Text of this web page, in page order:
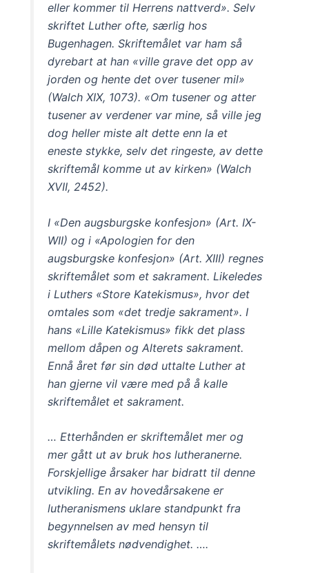
eller kommer til Herrens nattverd». Selv
skriftet Luther ofte, særlig hos
Bugenhagen. Skriftemålet var ham så
dyrebart at han «ville grave det opp av
jorden og hente det over tusener mil»
(Walch XIX, 1073). «Om tusener og atter
tusener av verdener var mine, så ville jeg
dog heller miste alt dette enn la et
eneste stykke, selv det ringeste, av dette
skriftemål komme ut av kirken» (Walch
XVII, 2452).
I «Den augsburgske konfesjon» (Art. IX-
WII) og i «Apologien for den
augsburgske konfesjon» (Art. XIII) regnes
skriftemålet som et sakrament. Likeledes
i Luthers «Store Katekismus», hvor det
omtales som «det tredje sakrament». I
hans «Lille Katekismus» fikk det plass
mellom dåpen og Alterets sakrament.
Ennå året før sin død uttalte Luther at
han gjerne vil være med på å kalle
skriftemålet et sakrament.
… Etterhånden er skriftemålet mer og
mer gått ut av bruk hos lutheranerne.
Forskjellige årsaker har bidratt til denne
utvikling. En av hovedårsakene er
lutheranismens uklare standpunkt fra
begynnelsen av med hensyn til
skriftemålets nødvendighet. ….